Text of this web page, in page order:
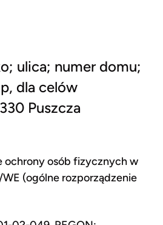
ulica; numer domu;
dla celów
Puszcza
ochrony osób fizycznych w
(ogólne rozporządzenie